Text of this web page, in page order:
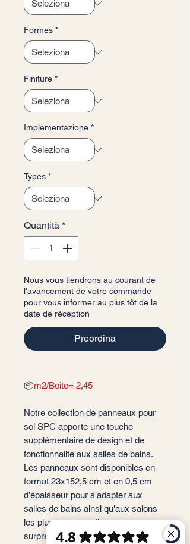
Formes *
Finiture *
Implementazione *
Types *
Quantità *
Nous vous tiendrons au courant de
l'avancement de votre commande
pour vous informer au plus tôt de la
date de réception
Preordina
📦m2/Boite= 2,45
Notre collection de panneaux pour
sol SPC apporte une touche
supplémentaire de design et de
fonctionnalité aux salles de bains.
Les panneaux sont disponibles en
format 23x152,5 cm et en 0,5 cm
d’épaisseur pour s’adapter aux
salles de bains ainsi qu'aux salons
les plus avant-gardistes et
surprenantes.